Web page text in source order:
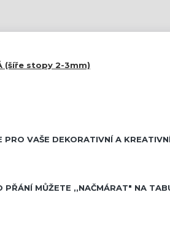
(šíře stopy 2-3mm)
VAŠE DEKORATIVNÍ A KREATIVNÍ
MŮŽETE ,,NAČMÁRAT" NA